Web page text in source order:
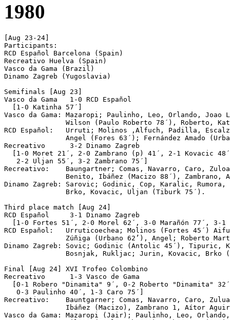
1980
[Aug 23-24]
Participants:
RCD Español Barcelona (Spain)
Recreativo Huelva (Spain)
Vasco da Gama (Brazil)
Dinamo Zagreb (Yugoslavia)
Semifinals [Aug 23]
Vasco da Gama	1-0 RCD Español
  [1-0 Katinha 57´]
Vasco da Gama: Mazaropi; Paulinho, Leo, Orlando,
Wilson (Paulo Roberto 78´), Roberto,
RCD Español:   Urruti; Molinos ,Alfuch, Padilla,
Angel (Fores 63´); Fernández Amado
Recreativo	3-2 Dinamo Zagreb
[1-0 Moret 21´, 2-0 Zambrano (p) 41´, 2-1 Kovacic
   2-2 Uljan 55´, 3-2 Zambrano 75´]
Recreativo:    Baungartner; Comas, Navarro, Caro,
Benito, Ibáñez (Macizo 88´), Zambrano,
Dinamo Zagreb: Sarovic; Godinic, Cop, Karalic, Rumora,
               Brko, Kovacic, Uljan (Tiburk 75´).
Third place match [Aug 24]
RCD Español	3-1 Dinamo Zagreb
[1-0 Fortes 51´, 2-0 Morel 62´, 3-0 Marañón 77´, 3-1
RCD Español:   Urruticoechea; Molinos (Fortes 45´)
Zúñiga (Urbano 62’), Angel; Roberto
Dinamo Zagreb: Sovic; Godinic (Antolic 45´), Tipuric,
Bosnjak, Rukljac; Jurin, Kovacic, Brko
Final [Aug 24] XVI Trofeo Colombino
Recreativo	1-3 Vasco de Gama
[0-1 Robero "Dinamita" 9´, 0-2 Roberto "Dinamita"
   0-3 Paulinho 40´, 1-3 Caro 75´]
Recreativo:    Bauntgarner; Comas, Navarro, Caro,
Ibáñez (Macizo), Zambrano 1, Aítor
Vasco da Gama: Mazaropi (Jair); Paulinho, Leo,